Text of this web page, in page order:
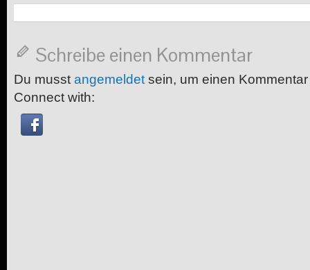
Schreibe einen Kommentar
Du musst angemeldet sein, um einen
Connect with: